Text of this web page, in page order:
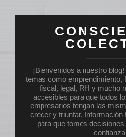
¡Bienvenidos a nuestro
temas como emprendimiento,
fiscal, legal, RH y mucho
accesibles para que todos
empresarios tengan las
crecer y triunfar. Información
para que tomes
confianza.